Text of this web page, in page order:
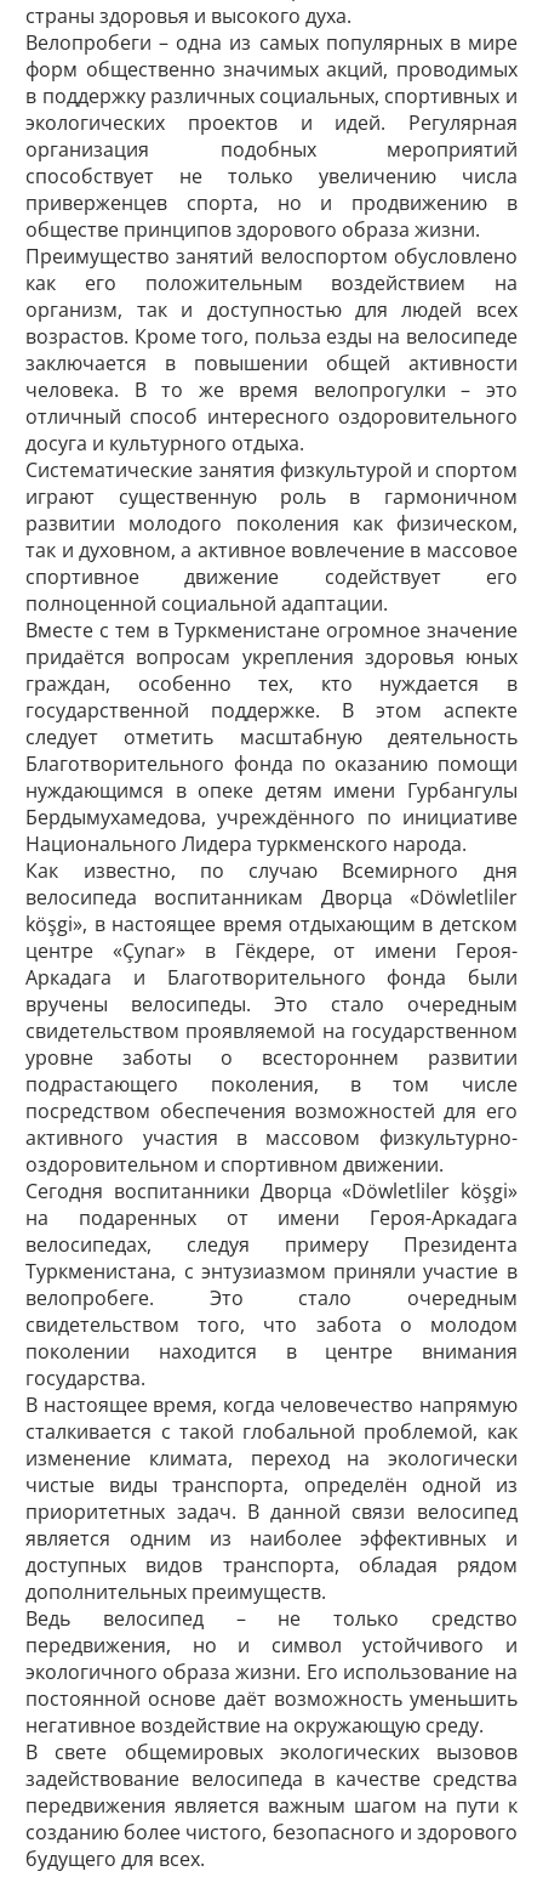
страны здоровья и высокого духа.
Велопробеги – одна из самых популярных в мире
форм общественно значимых акций, проводимых
в поддержку различных социальных, спортивных и
экологических проектов и идей. Регулярная
организация подобных мероприятий
способствует не только увеличению числа
приверженцев спорта, но и продвижению в
обществе принципов здорового образа жизни.
Преимущество занятий велоспортом обусловлено
как его положительным воздействием на
организм, так и доступностью для людей всех
возрастов. Кроме того, польза езды на велосипеде
заключается в повышении общей активности
человека. В то же время велопрогулки – это
отличный способ интересного оздоровительного
досуга и культурного отдыха.
Систематические занятия физкультурой и спортом
играют существенную роль в гармоничном
развитии молодого поколения как физическом,
так и духовном, а активное вовлечение в массовое
спортивное движение содействует его
полноценной социальной адаптации.
Вместе с тем в Туркменистане огромное значение
придаётся воп­росам укрепления здоровья юных
граждан, особенно тех, кто нуждается в
государственной поддержке. В этом аспекте
следует отметить масштабную деятельность
Благотворительного фонда по оказанию помощи
нуждающимся в опеке детям имени Гурбангулы
Бердымухамедова, учреждённого по инициативе
Национального Лидера туркменского народа.
Как известно, по случаю Всемирного дня
велосипеда воспитанникам Дворца «Döwletliler
köşgi», в настоящее время отдыхающим в детском
центре «Çynar» в Гёкдере, от имени Героя-
Аркадага и Благотворительного фонда были
вручены велосипеды. Это стало очередным
свидетельством проявляемой на государственном
уровне заботы о всестороннем развитии
подрастающего поколения, в том числе
посредством обеспечения возможностей для его
активного участия в массовом физкультурно-
оздоровительном и спортивном движении.
Сегодня воспитанники Дворца «Döwletliler köşgi»
на подаренных от имени Героя-Аркадага
велосипедах, следуя примеру Президента
Туркменистана, с энтузиазмом приняли участие в
велопробеге. Это стало очередным
свидетельством того, что забота о молодом
поколении находится в центре внимания
государства.
В настоящее время, когда человечество напрямую
сталкивается с такой глобальной проблемой, как
изменение климата, переход на экологически
чистые виды транспорта, определён одной из
приоритетных задач. В данной связи велосипед
является одним из наиболее эффективных и
доступных видов транспорта, обладая рядом
дополнительных преимуществ.
Ведь велосипед – не только средство
передвижения, но и символ устойчивого и
экологичного образа жизни. Его использование на
постоянной основе даёт возможность уменьшить
негативное воздействие на окружающую среду.
В свете общемировых экологических вызовов
задействование велосипеда в качестве средства
передвижения является важным шагом на пути к
созданию более чистого, безопасного и здорового
будущего для всех.